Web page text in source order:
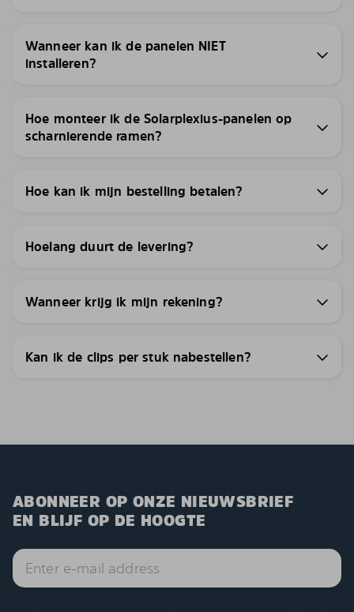
Wanneer kan ik de panelen NIET
installeren?
Hoe monteer ik de Solarplexius-panelen op
scharnierende ramen?
Hoe kan ik mijn bestelling betalen?
Hoelang duurt de levering?
Wanneer krijg ik mijn rekening?
Kan ik de clips per stuk nabestellen?
ABONNEER OP ONZE NIEUWSBRIEF
EN BLIJF OP DE HOOGTE